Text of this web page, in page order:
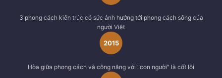
3 phong cách kiến trúc có sức ảnh hưởng tới phong cách sống của
người Việt
2015
Hòa giữa phong cách và công năng với "con người" là cốt lõi